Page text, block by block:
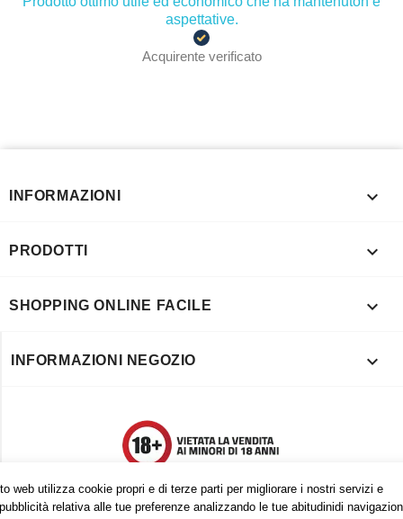
aspettative.
Acquirente verificato
web utilizza cookie propri e di terze parti per migliorare i nostri servizi e
relativa alle tue preferenze analizzando le tue abitudinidi
INFORMAZIONI 
PRODOTTI 
SHOPPING ONLINE FACILE 
INFORMAZIONI NEGOZIO 